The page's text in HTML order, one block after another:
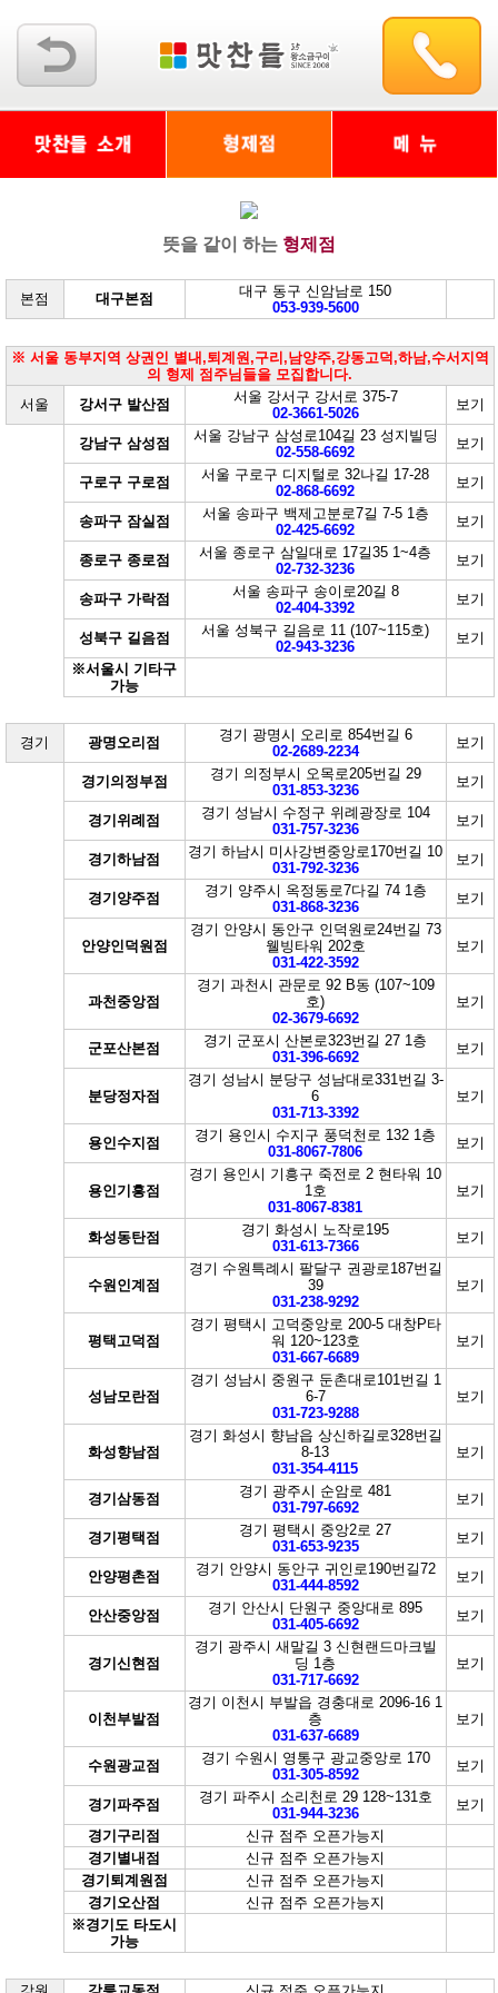
뜻을 같이 하는 형제점
본점 대구본점
대구 동구 신암남로 150
053-939-5600
※ 서울 동부지역 상권인 별내,퇴계원,구리,남양주,강동고덕,하남,수서지역
의 형제 점주님들을 모집합니다.
서울
강서구 발산점
서울 강서구 강서로 375-7
02-3661-5026
보기
강남구 삼성점
서울 강남구 삼성로104길 23 성지빌딩
02-558-6692
보기
구로구 구로점
서울 구로구 디지털로 32나길 17-28
02-868-6692
보기
송파구 잠실점
서울 송파구 백제고분로7길 7-5 1층
02-425-6692
보기
종로구 종로점
서울 종로구 삼일대로 17길35 1~4층
02-732-3236
보기
송파구 가락점
서울 송파구 송이로20길 8
02-404-3392
보기
성북구 길음점
서울 성북구 길음로 11 (107~115호)
02-943-3236
보기
※서울시 기타구
가능
경기 광명오리점
경기 광명시 오리로 854번길 6
02-2689-2234
보기
경기의정부점
경기 의정부시 오목로205번길 29
031-853-3236
보기
경기위례점
경기 성남시 수정구 위례광장로 104
031-757-3236
보기
경기하남점
경기 하남시 미사강변중앙로170번길 10
031-792-3236
보기
경기양주점
경기 양주시 옥정동로7다길 74 1층
031-868-3236
보기
안양인덕원점
경기 안양시 동안구 인덕원로24번길 73
웰빙타워 202호
031-422-3592
보기
과천중앙점
경기 과천시 관문로 92 B동 (107~109
호)
02-3679-6692
보기
군포산본점
경기 군포시 산본로323번길 27 1층
031-396-6692
보기
분당정자점
경기 성남시 분당구 성남대로331번길 3-
6
031-713-3392
보기
용인수지점
경기 용인시 수지구 풍덕천로 132 1층
031-8067-7806
보기
용인기흥점
경기 용인시 기흥구 죽전로 2 현타워 10
1호
031-8067-8381
보기
화성동탄점
경기 화성시 노작로195
031-613-7366
보기
수원인계점
경기 수원특례시 팔달구 권광로187번길
39
031-238-9292
보기
평택고덕점
경기 평택시 고덕중앙로 200-5 대창P타
워 120~123호
031-667-6689
보기
성남모란점
경기 성남시 중원구 둔촌대로101번길 1
6-7
031-723-9288
보기
화성향남점
경기 화성시 향남읍 상신하길로328번길
8-13
031-354-4115
보기
경기삼동점
경기 광주시 순암로 481
031-797-6692
보기
경기평택점
경기 평택시 중앙2로 27
031-653-9235
보기
안양평촌점
경기 안양시 동안구 귀인로190번길72
031-444-8592
보기
안산중앙점
경기 안산시 단원구 중앙대로 895
031-405-6692
보기
경기신현점
경기 광주시 새말길 3 신현랜드마크빌
딩 1층
031-717-6692
보기
이천부발점
경기 이천시 부발읍 경충대로 2096-16 1
층
031-637-6689
보기
수원광교점
경기 수원시 영통구 광교중앙로 170
031-305-8592
보기
경기파주점
경기 파주시 소리천로 29 128~131호
031-944-3236
보기
경기구리점
신규 점주 오픈가능지
경기별내점
신규 점주 오픈가능지
경기퇴계원점
신규 점주 오픈가능지
경기오산점
신규 점주 오픈가능지
※경기도 타도시
가능